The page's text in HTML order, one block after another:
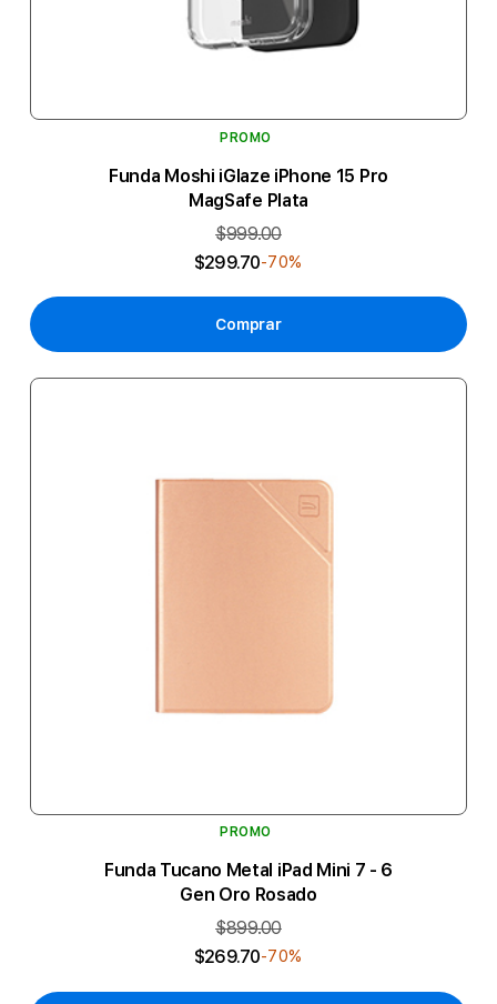
PROMO
Funda Moshi iGlaze iPhone 15 Pro
MagSafe Plata
$999.00
$299.70-70%
Comprar
PROMO
Funda Tucano Metal iPad Mini 7 - 6
Gen Oro Rosado
$899.00
$269.70-70%